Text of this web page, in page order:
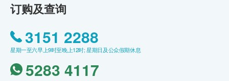
订购及查询
3151 2288
星期一至六早上9时至晚上12时; 星期日及公众假期休息
5283 4117